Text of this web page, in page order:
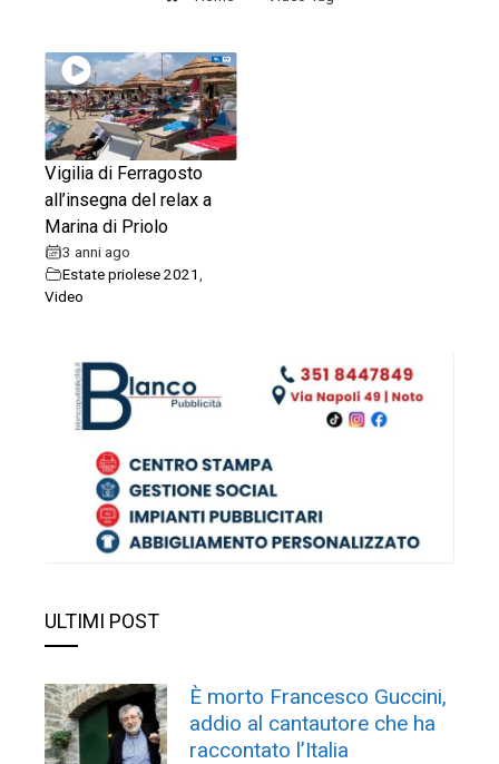
Vigilia di Ferragosto
all’insegna del relax a
Marina di Priolo
3 anni ago
Estate priolese 2021
Video
ULTIMI POST
È morto Francesco Guccini,
addio al cantautore che ha
raccontato l’Italia